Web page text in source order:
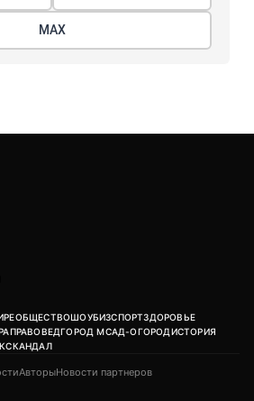
МАХ
ОБЩЕСТВОШОУБИЗСПОРТЗДОРОВЬЕ
ПРАВОВЕДГОРОД МСАД-ОГОРОДИСТОРИЯ
СКАНДАЛ
АвторыНовости партнеров